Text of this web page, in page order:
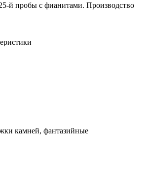
й пробы с фианитами. Производство
камней, фантазийные